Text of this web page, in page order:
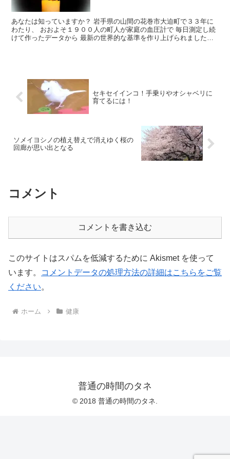
あなたは知っていますか？ 岩手県の山間の花巻市大迫町で３３年に
わたり、 おおよそ１９００人の町人が家庭の血圧計で 毎日測定し続
けて作ったデータから 最新の世界的な基準を作り上げられました。
セキセイインコ！手乗りやオシャベリに
育てるには！
ソメイヨシノの植え替えで消えゆく桜の
回廊が思い出となる
コメント
コメントを書き込む
このサイトはスパムを低減するために Akismet を使って
います。
コメントデータの処理方法の詳細はこちらをご覧
ください。
ホーム 健康
普通の時間のタネ
© 2018 普通の時間のタネ.